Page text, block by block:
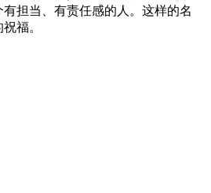
担当、有责任感的人。这样的名
福。